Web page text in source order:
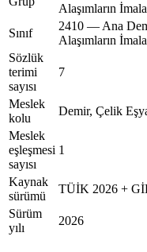
Alaşımların
Sınıf
2410 — Ana
Alaşımların
Sözlük
terimi
sayısı
7
Meslek
kolu
Demir, Çelik
Meslek
eşleşmesi
sayısı
1
Kaynak
sürümü
TÜİK 2026 +
Sürüm
yılı
2026